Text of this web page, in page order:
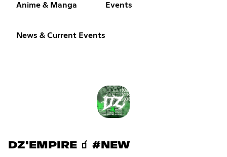
Anime & Manga Events
News & Current Events
DZ'EMPIRE 🧃 #NEW